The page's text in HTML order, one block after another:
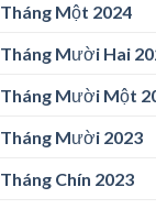
Tháng Một 2024
Tháng Mười Hai
Tháng Mười Một
Tháng Mười 2023
Tháng Chín 2023